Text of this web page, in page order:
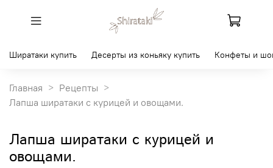
Ширатаки купить Десерты из коньяку купить Конфеты и
Главная
Рецепты
Лапша ширатаки с курицей и овощами.
Лапша ширатаки с курицей и
овощами.